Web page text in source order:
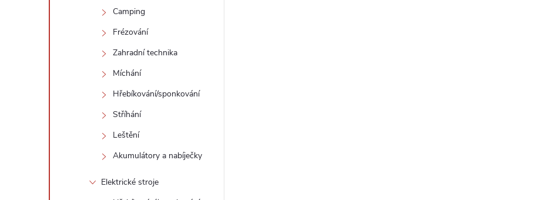
Camping
Frézování
Zahradní technika
Míchání
Hřebíkování/sponkování
Stříhání
Leštění
Akumulátory a nabíječky
Elektrické stroje